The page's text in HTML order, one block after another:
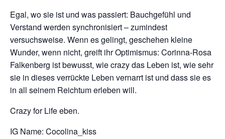
Egal, wo sie ist und was passiert: Bauchgefühl und
Verstand werden synchronisiert – zumindest
versuchsweise. Wenn es gelingt, geschehen kleine
Wunder, wenn nicht, greift ihr Optimismus: Corinna-Rosa
Falkenberg ist bewusst, wie crazy das Leben ist, wie sehr
sie in dieses verrückte Leben vernarrt ist und dass sie es
in all seinem Reichtum erleben will.
Crazy for Life eben.
IG Name: Cocolina_kiss